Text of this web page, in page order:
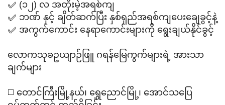
✅ (၁၂) လ အတိုးမဲ့အရစ်ကျ
✅ ဘဏ် နှင့် ချိတ်ဆက်ပြီး နှစ်ရှည်အရစ်ကျပေးချေခွင့်နဲ့
✅ အကွက်ကောင်း နေရာကောင်းများကို ရွေးချယ်နိုင်ခွင့်
လောကသုခဥယျာဉ်ဖြူ ဂရန်မြေကွက်များရဲ့ အားသာ
ချက်များ
◻️ တောင်ကြီးမြို့နယ်၊ ရွှေညောင်မြို့၊ အောင်သပြေ